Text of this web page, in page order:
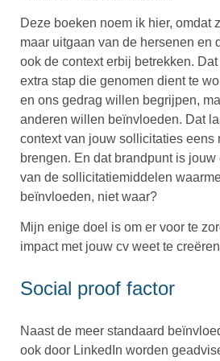
Deze boeken noem ik hier, omdat
maar uitgaan van de hersenen en
ook de context erbij betrekken.
extra stap die genomen dient te
en ons gedrag willen begrijpen,
anderen willen beïnvloeden. Dat
context van jouw sollicitaties eens
brengen. En dat brandpunt is jouw
van de sollicitatiemiddelen
beïnvloeden, niet waar?
Mijn enige doel is om er voor te
impact met jouw cv weet te
Social proof factor
Naast de meer standaard
ook door LinkedIn worden